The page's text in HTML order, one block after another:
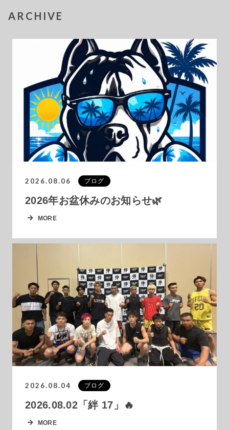
ARCHIVE
2026.08.06 ブログ
2026年お盆休みのお知らせ🌿
MORE
2026.08.04 ブログ
2026.08.02「絆 17」🔥
MORE